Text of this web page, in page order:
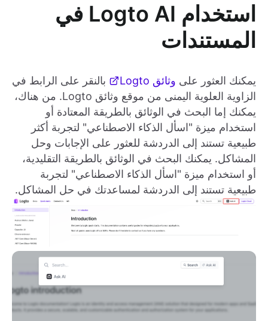
استخدام Logto AI في
المستندات
يمكنك العثور على وثائق Logto
بالنقر على الرابط في
الزاوية العلوية اليمنى من موقع وثائق Logto. من هناك،
يمكنك إما البحث في الوثائق بالطريقة المعتادة أو
استخدام ميزة "اسأل الذكاء الاصطناعي" لتجربة أكثر
طبيعية تستند إلى الدردشة للعثور على الإجابات وحل
المشاكل. يمكنك البحث في الوثائق بالطريقة التقليدية،
أو استخدام ميزة "اسأل الذكاء الاصطناعي" لتجربة
طبيعية تستند إلى الدردشة لمساعدتك في حل المشاكل.